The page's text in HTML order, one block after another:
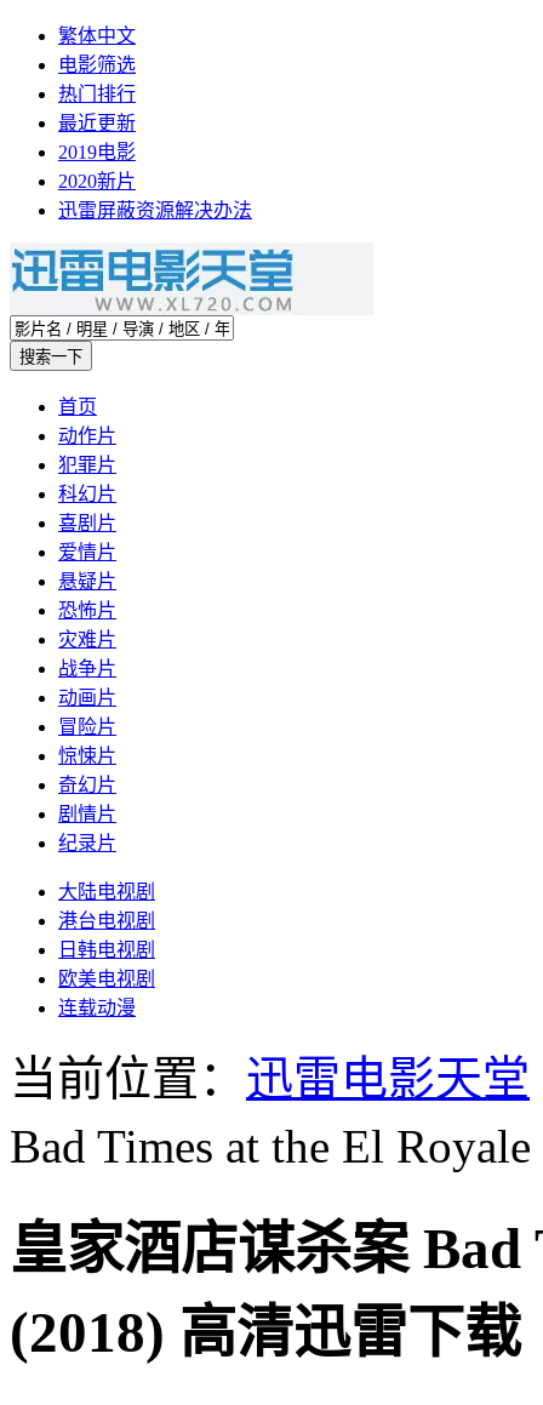
繁体中文
电影筛选
热门排行
最近更新
2019电影
2020新片
迅雷屏蔽资源解决办法
首页
动作片
犯罪片
科幻片
喜剧片
爱情片
悬疑片
恐怖片
灾难片
战争片
动画片
冒险片
惊悚片
奇幻片
剧情片
纪录片
大陆电视剧
港台电视剧
日韩电视剧
欧美电视剧
连载动漫
当前位置： 迅雷电影天堂
Bad Times at the El
皇家酒店谋杀案 Bad
(2018) 高清迅雷下载